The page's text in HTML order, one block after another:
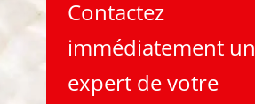
Contactez
immédiatement un
expert de votre